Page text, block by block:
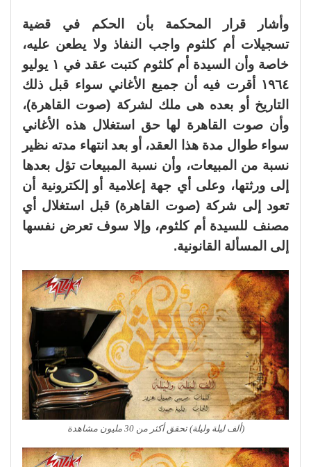
وأشار قرار المحكمة بأن الحكم في قضية
تسجيلات أم كلثوم واجب النفاذ ولا يطعن عليه،
خاصة وأن السيدة أم كلثوم كتبت عقد في ١ يوليو
١٩٦٤ أقرت فيه أن جميع الأغاني سواء قبل ذلك
التاريخ أو بعده هى ملك لشركة (صوت القاهرة)،
وأن صوت القاهرة لها حق استغلال هذه الأغاني
سواء طوال مدة هذا العقد، أو بعد انتهاء مدته نظير
نسبة من المبيعات، وأن نسبة المبيعات تؤل بعدها
إلى ورثتها، وعلى أي جهة إعلامية أو إلكترونية أن
تعود إلى شركة (صوت القاهرة) قبل استغلال أي
مصنف للسيدة أم كلثوم، وإلا سوف تعرض نفسها
إلى المسألة القانونية.
(ألف ليلة وليلة) تحقق أكثر من 30 مليون مشاهدة